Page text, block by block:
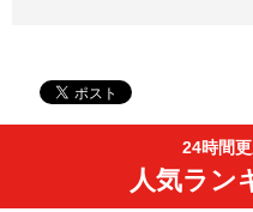
24時間
人気ラン